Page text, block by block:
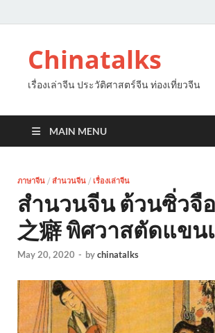
Chinatalks
เรื่องเล่าจีน ประวัติศาสตร์จีน ท่องเที่ยวจีน
MAIN MENU
ภาษาจีน / สำนวนจีน / เรื่องเล่าจีน
สำนวนจีน ต้วนซิ่วจื
之癖 พิศวาสตัดแขน
May 20, 2020 - bychinatalks